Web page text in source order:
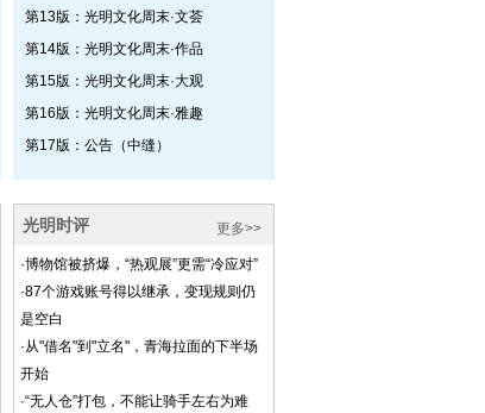
第13版：光明文化周末·文荟
第14版：光明文化周末·作品
第15版：光明文化周末·大观
第16版：光明文化周末·雅趣
第17版：公告（中缝）